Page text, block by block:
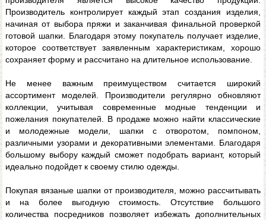
Производитель контролирует каждый этап создания изделия,
начиная от выбора пряжи и заканчивая финальной проверкой
готовой шапки. Благодаря этому покупатель получает изделие,
которое соответствует заявленным характеристикам, хорошо
сохраняет форму и рассчитано на длительное использование.
Не менее важным преимуществом считается широкий
ассортимент моделей. Производители регулярно обновляют
коллекции, учитывая современные модные тенденции и
пожелания покупателей. В продаже можно найти классические
и молодежные модели, шапки с отворотом, помпоном,
различными узорами и декоративными элементами. Благодаря
большому выбору каждый сможет подобрать вариант, который
идеально подойдет к своему стилю одежды.
Покупая вязаные шапки от производителя, можно рассчитывать
и на более выгодную стоимость. Отсутствие большого
количества посредников позволяет избежать дополнительных